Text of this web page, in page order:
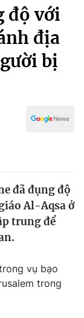
độ với
địa
bị
đã đụng độ
Al-Aqsa ở
trung để
vụ bạo
trong